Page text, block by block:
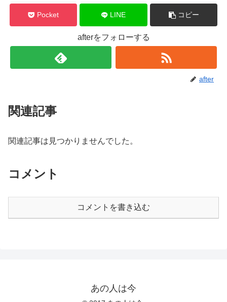
Pocket LINE コピー
afterをフォローする
after
関連記事
関連記事は見つかりませんでした。
コメント
コメントを書き込む
あの人は今